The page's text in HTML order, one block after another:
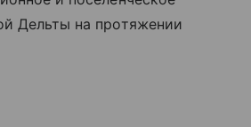
Дельты на протяжении